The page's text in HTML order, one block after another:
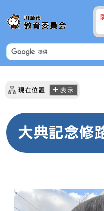
現在位置 表示
大典記念修